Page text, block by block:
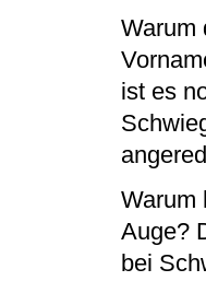
Warum
ist es
Warum
Auge?
bei